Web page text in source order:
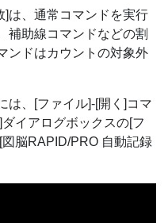
]は、通常コマンドを実行
補助線コマンドなどの割
ンドはカウントの対象外
は、[ファイル]-[開く]コマ
イアログボックスの[フ
脳RAPID/PRO 自動記録